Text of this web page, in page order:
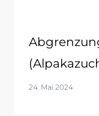
24. Mai 2024